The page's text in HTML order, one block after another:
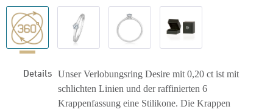
Details Unser Verlobungsring Desire mit 0,20 ct ist mit
schlichten Linien und der raffinierten 6
Krappenfassung eine Stilikone. Die Krappen